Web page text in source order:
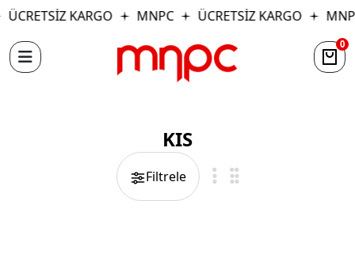
ÜCRETSİZ KARGO MNPC ÜCRETSİZ KARGO
0
KIS
Filtrele